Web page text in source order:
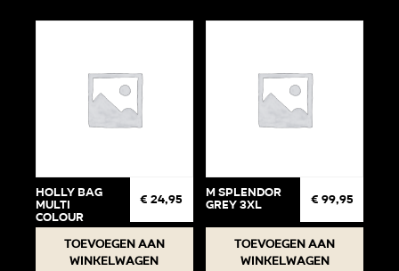
Holly Bag
Multi
Colour
€ 24,95
Toevoegen aan
winkelwagen
M Splendor
Grey 3XL € 99,95
Toevoegen aan
winkelwagen